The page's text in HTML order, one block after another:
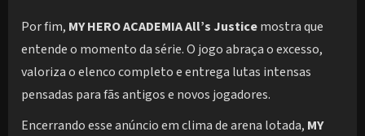
Por fim, MY HERO ACADEMIA All’s Justicemostra que
entende o momento da série. O jogo abraça o excesso,
valoriza o elenco completo e entrega lutas intensas
pensadas para fãs antigos e novos jogadores.
Encerrando esse anúncio em clima de arena lotada, MY